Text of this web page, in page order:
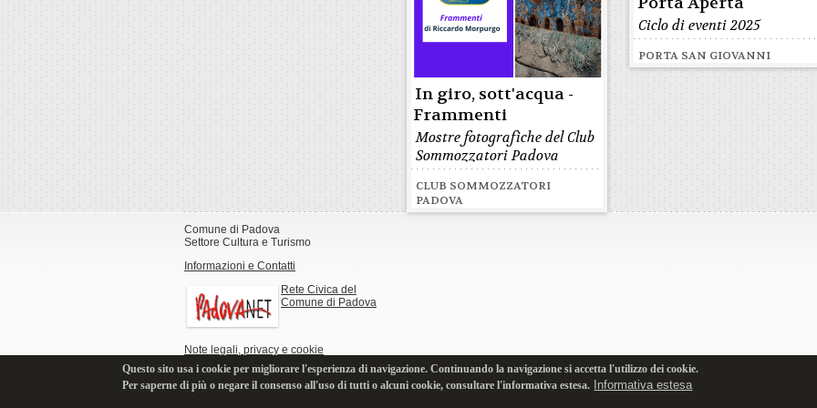
Ciclo di eventi 2025
PORTA SAN GIOVANNI
In giro, sott'acqua -
Frammenti
Mostre fotografiche del Club
Sommozzatori Padova
CLUB SOMMOZZATORI
PADOVA
Comune di Padova
Settore Cultura e Turismo
Informazioni e Contatti
Rete Civica del
Comune di Padova
Note legali, privacy e cookie
Questo sito usa i cookie per migliorare l'esperienza di navigazione. Continuando la navigazione si accetta l'utilizzo dei cookie.
Per saperne di più o negare il consenso all'uso di tutti o alcuni cookie, consultare l'informativa estesa. Informativa estesa